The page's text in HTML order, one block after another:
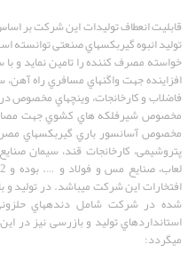
قابلیت انعطاف تولیدات این شرکت بر
تولید انبوه گیربکسهاي صنعتی
خواسته مصرف کننده را تامین نماید و
افزاینده جهت واگنهاي مسافري راه
مخصوص شیرفلکه هاي کشوي جهت
مخصوص آسانسور باري گیربکسهاي
پتروشیمی، کارخانجات قند، سیمان
افتخارات این شرکت میباشد. در تولید و
شده در شرکت شامل دندههاي حلزونی
استانداردهاي تولید و بازرسی نیز در
میگردد: